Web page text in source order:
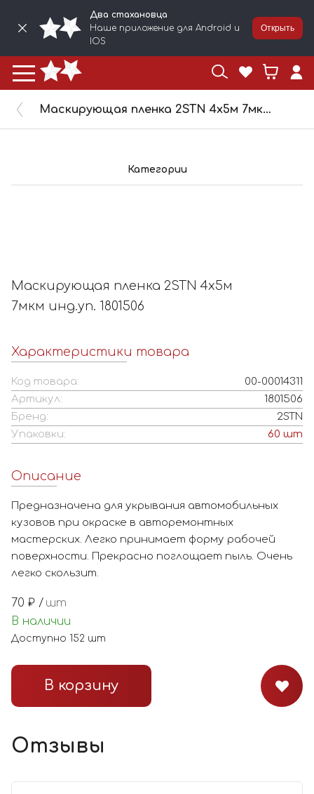
Два стахановца
Наше приложение для Android и
IOS
Открыть
Маскирующая пленка 2STN 4x5м 7мкм инд.уп. 1801506
Категории
Маскирующая пленка 2STN 4x5м
7мкм инд.уп. 1801506
Характеристики товара
Код товара:
00-00014311
Артикул:
1801506
Бренд:
2STN
Упаковки:
60 шт
Описание
Предназначена для укрывания автомобильных
кузовов при окраске в авторемонтных
мастерских. Легко принимает форму рабочей
поверхности. Прекрасно поглощает пыль. Очень
легко скользит.
70 ₽ / шт
В наличии
Доступно 152 шт
В корзину
Отзывы